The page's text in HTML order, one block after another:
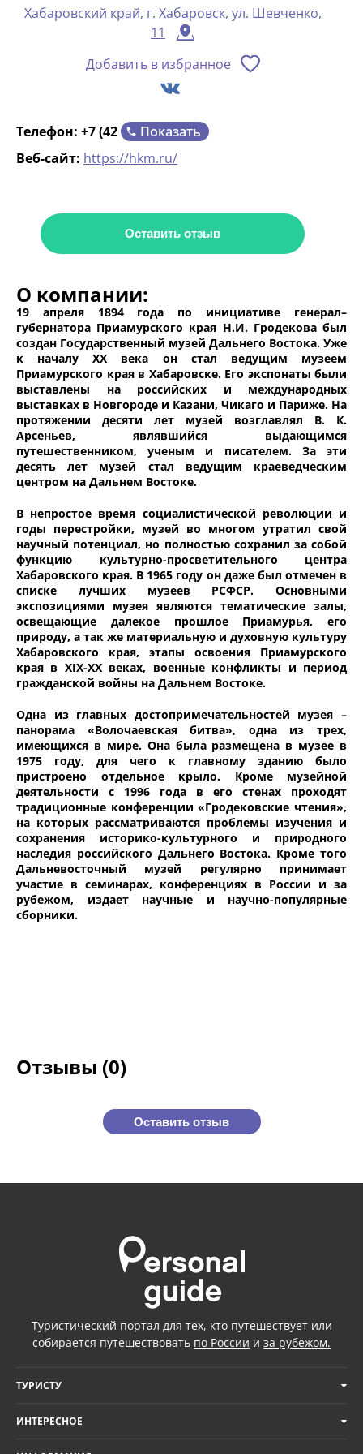
Хабаровский край, г. Хабаровск, ул. Шевченко,
11
Добавить в избранное
Телефон: +7 (42
Показать
Веб-сайт: https://hkm.ru/
Оставить отзыв
О компании:
19 апреля 1894 года по инициативе генерал–
губернатора Приамурского края Н.И. Гродекова был
создан Государственный музей Дальнего Востока. Уже
к началу XX века он стал ведущим музеем
Приамурского края в Хабаровске. Его экспонаты были
выставлены на российских и международных
выставках в Новгороде и Казани, Чикаго и Париже. На
протяжении десяти лет музей возглавлял В. К.
Арсеньев, являвшийся выдающимся
путешественником, ученым и писателем. За эти
десять лет музей стал ведущим краеведческим
центром на Дальнем Востоке.
В непростое время социалистической революции и
годы перестройки, музей во многом утратил свой
научный потенциал, но полностью сохранил за собой
функцию культурно-просветительного центра
Хабаровского края. В 1965 году он даже был отмечен в
списке лучших музеев РСФСР. Основными
экспозициями музея являются тематические залы,
освещающие далекое прошлое Приамурья, его
природу, а так же материальную и духовную культуру
Хабаровского края, этапы освоения Приамурского
края в XIX-XX веках, военные конфликты и период
гражданской войны на Дальнем Востоке.
Одна из главных достопримечательностей музея –
панорама «Волочаевская битва», одна из трех,
имеющихся в мире. Она была размещена в музее в
1975 году, для чего к главному зданию было
пристроено отдельное крыло. Кроме музейной
деятельности с 1996 года в его стенах проходят
традиционные конференции «Гродековские чтения»,
на которых рассматриваются проблемы изучения и
сохранения историко-культурного и природного
наследия российского Дальнего Востока. Кроме того
Дальневосточный музей регулярно принимает
участие в семинарах, конференциях в России и за
рубежом, издает научные и научно-популярные
сборники.
Отзывы (0)
Оставить отзыв
Туристический портал для тех, кто путешествует или
собирается путешествовать по России и за рубежом.
ТУРИСТУ
ИНТЕРЕСНОЕ